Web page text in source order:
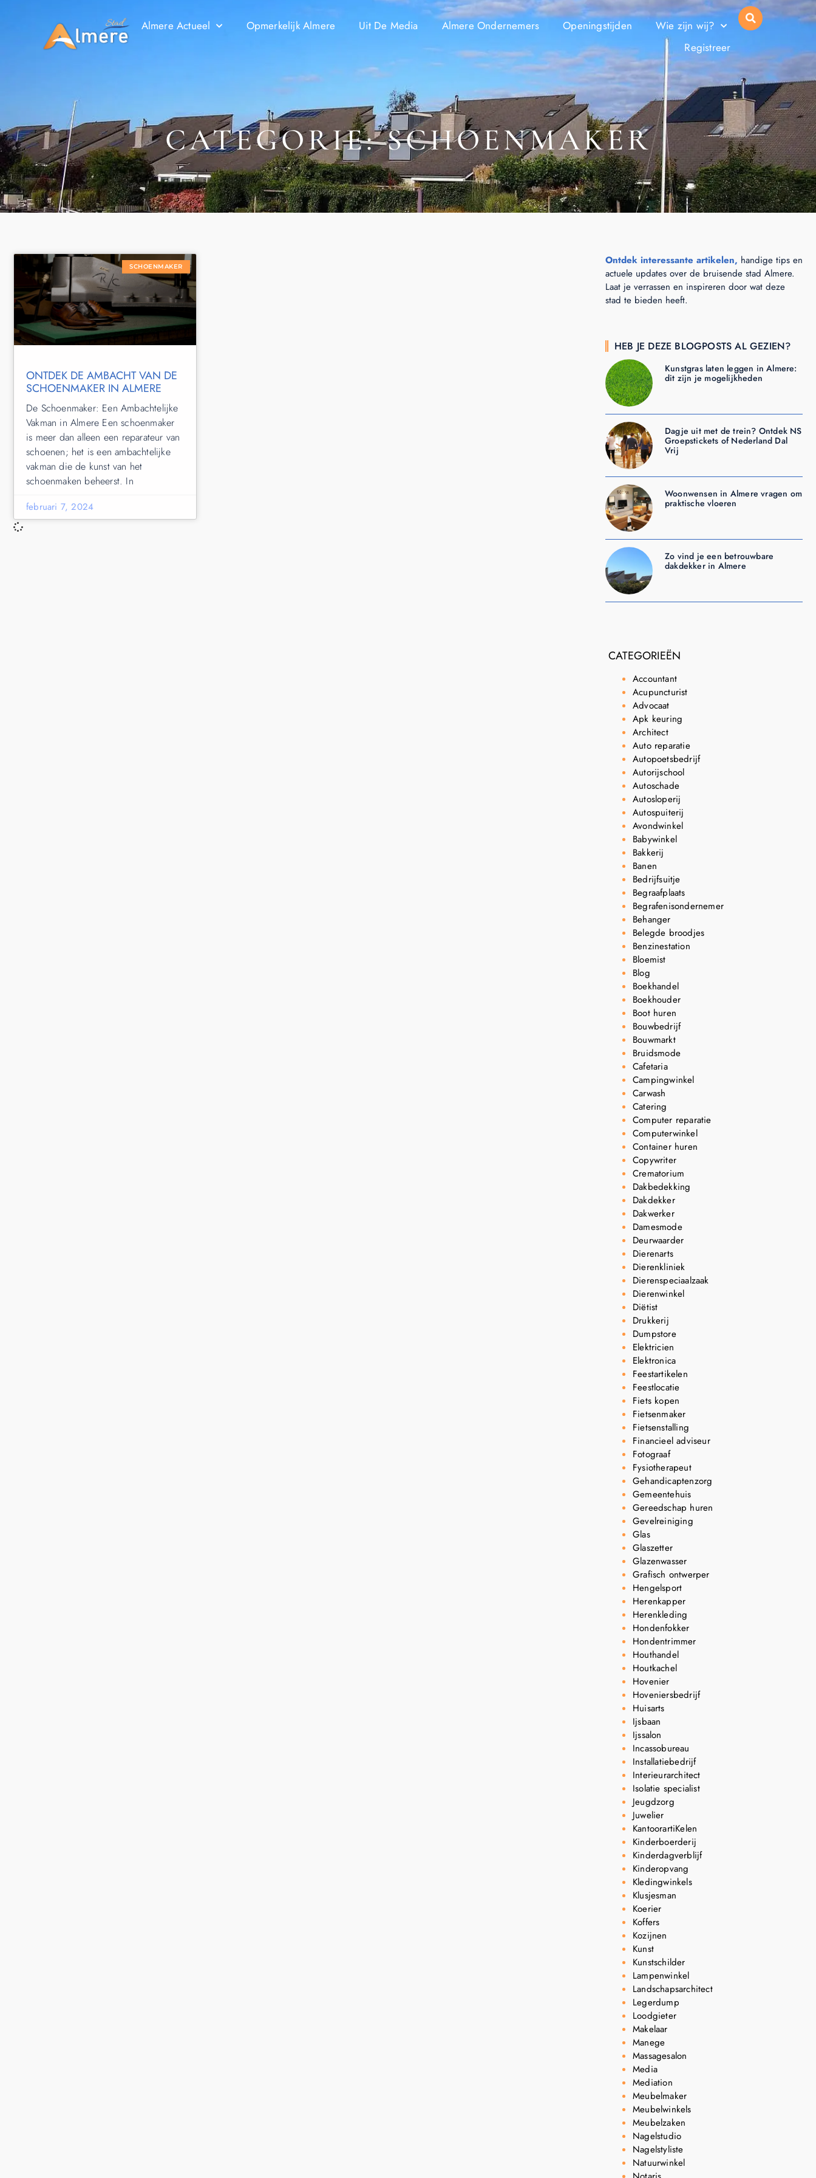
Almere Actueel Opmerkelijk Almere Uit De Media Almere Ondernemers Openingstijden
Wie zijn wij?
Registreer
CATEGORIE: SCHOENMAKER
SCHOENMAKER
ONTDEK DE AMBACHT VAN DE
SCHOENMAKER IN ALMERE
De Schoenmaker: Een Ambachtelijke
Vakman in Almere Een schoenmaker
is meer dan alleen een reparateur van
schoenen; het is een ambachtelijke
vakman die de kunst van het
schoenmaken beheerst. In
februari 7, 2024
Ontdek interessante artikelen, handige tips en
actuele updates over de bruisende stad Almere.
Laat je verrassen en inspireren door wat deze
stad te bieden heeft.
HEB JE DEZE BLOGPOSTS AL GEZIEN?
Kunstgras laten leggen in Almere:
dit zijn je mogelijkheden
Dagje uit met de trein? Ontdek NS
Groepstickets of Nederland Dal
Vrij
Woonwensen in Almere vragen om
praktische vloeren
Zo vind je een betrouwbare
dakdekker in Almere
CATEGORIEËN
Accountant
Acupuncturist
Advocaat
Apk keuring
Architect
Auto reparatie
Autopoetsbedrijf
Autorijschool
Autoschade
Autosloperij
Autospuiterij
Avondwinkel
Babywinkel
Bakkerij
Banen
Bedrijfsuitje
Begraafplaats
Begrafenisondernemer
Behanger
Belegde broodjes
Benzinestation
Bloemist
Blog
Boekhandel
Boekhouder
Boot huren
Bouwbedrijf
Bouwmarkt
Bruidsmode
Cafetaria
Campingwinkel
Carwash
Catering
Computer reparatie
Computerwinkel
Container huren
Copywriter
Crematorium
Dakbedekking
Dakdekker
Dakwerker
Damesmode
Deurwaarder
Dierenarts
Dierenkliniek
Dierenspeciaalzaak
Dierenwinkel
Diëtist
Drukkerij
Dumpstore
Elektricien
Elektronica
Feestartikelen
Feestlocatie
Fiets kopen
Fietsenmaker
Fietsenstalling
Financieel adviseur
Fotograaf
Fysiotherapeut
Gehandicaptenzorg
Gemeentehuis
Gereedschap huren
Gevelreiniging
Glas
Glaszetter
Glazenwasser
Grafisch ontwerper
Hengelsport
Herenkapper
Herenkleding
Hondenfokker
Hondentrimmer
Houthandel
Houtkachel
Hovenier
Hoveniersbedrijf
Huisarts
Ijsbaan
Ijssalon
Incassobureau
Installatiebedrijf
Interieurarchitect
Isolatie specialist
Jeugdzorg
Juwelier
KantoorartiKelen
Kinderboerderij
Kinderdagverblijf
Kinderopvang
Kledingwinkels
Klusjesman
Koerier
Koffers
Kozijnen
Kunst
Kunstschilder
Lampenwinkel
Landschapsarchitect
Legerdump
Loodgieter
Makelaar
Manege
Massagesalon
Media
Mediation
Meubelmaker
Meubelwinkels
Meubelzaken
Nagelstudio
Nagelstyliste
Natuurwinkel